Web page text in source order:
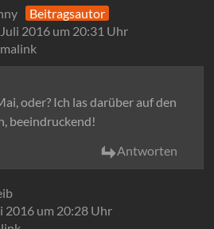
Beitragsautor
2016 um 20:31 Uhr
oder? Ich las darüber auf den
beeindruckend!
Antworten
2016 um 20:28 Uhr